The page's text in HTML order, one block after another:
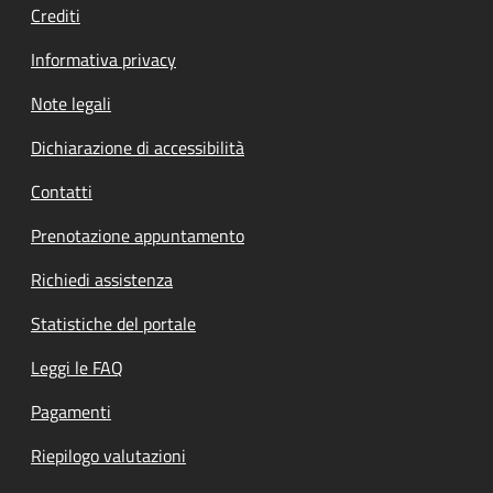
Crediti
Informativa privacy
Note legali
Dichiarazione di accessibilità
Contatti
Prenotazione appuntamento
Richiedi assistenza
Statistiche del portale
Leggi le FAQ
Pagamenti
Riepilogo valutazioni